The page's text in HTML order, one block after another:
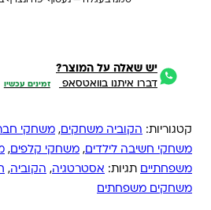
יש שאלה על המוצר?
דברו איתנו בוואטסאפ זמינים עכשיו
קטגוריות: הקוביה משחקים, משחקי
משחקי חשיבה לילדים, משחקי קלפים,
משפחתיים תגיות: אסטרטגיה, הקוביה,
משחקים משפחתים